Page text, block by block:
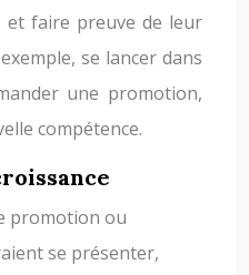
et faire preuve de leur
se lancer dans
une promotion,
compétence.
promotion ou
se présenter,